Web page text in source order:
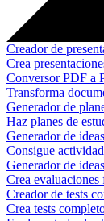
Creador de
Crea
Conversor PDF a
Transforma
Generador de
Haz planes de
Generador de
Consigue
Generador de
Crea evaluaciones
Creador de tests
Crea tests